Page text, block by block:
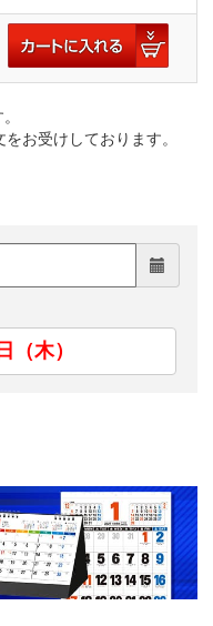
お受けしております。
（木）